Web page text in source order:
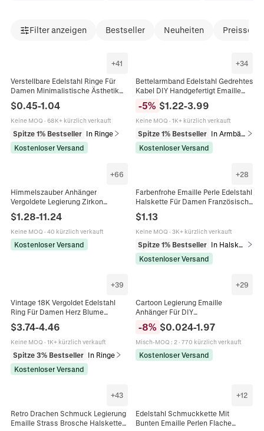
Filter anzeigen Bestseller Neuheiten
+41
Verstellbare Edelstahl Ringe Für
Damen Minimalistische Ästhetik
Herz Böser Blick Blatt Geometrisch
Emaille Tropföl Schmuck
$0.45-1.04
Keine MOQ · 68K+ kürzlich verkauft
Spitze 1% Bestseller In Ringe
Kostenloser Versand
+34
Bettelarmband Edelstahl Gedrehtes
Kabel DIY Handgefertigt Emaille
Strass Herz Stern Mond Anhänger
Schmuck Damen Mädchen
-5% $1.22-3.99
Keine MOQ · 1K+ kürzlich verkauft
Spitze 1% Bestseller
In Armbänder
Kostenloser Versand
+66
Himmelszauber Anhänger
Vergoldete Legierung Zirkon
Muschel Emaille DIY
Schmuckherstellung Sonne Mond
Stern Tarot Stil
$1.28-11.24
Keine MOQ · 40 kürzlich verkauft
Kostenloser Versand
+28
Farbenfrohe Emaille Perle Edelstahl
Halskette Für Damen Französisch
Retro Minimalistisch Verstellbarer
Karabinerverschluss Schmuck
$1.13
Keine MOQ · 3K+ kürzlich verkauft
Spitze 1% Bestseller
In Halsketten
Kostenloser Versand
+39
Vintage 18K Vergoldet Edelstahl
Ring Für Damen Herz Blume
Emaille Naturstein Zirkonia Mode
Schmuck Fingerring
$3.74-4.46
Keine MOQ · 1K+ kürzlich verkauft
Spitze 3% Bestseller In Ringe
Kostenloser Versand
+29
Cartoon Legierung Emaille
Anhänger Für DIY
Schmuckherstellung Halsketten
Armbänder Schlüsselanhänger
Frucht Tier Feiertag Formen Mix
-8% $0.024-1.97
Misch-MOQ : 2· 770 kürzlich verkauft
Kostenloser Versand
+43
Retro Drachen Schmuck Legierung
Emaille Strass Brosche Halskette
+12
Edelstahl Schmuckkette Mit
Bunten Emaille Perlen Flache